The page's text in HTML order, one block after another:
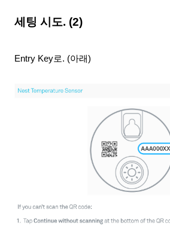
세팅 시도. (2)
Entry Key로. (아래)